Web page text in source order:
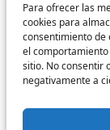
Para ofrecer las
cookies para
consentimiento de
el
sitio. No consentir
negativamente a